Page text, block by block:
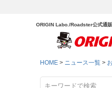
ORIGIN Labo./Roadster公式通販
HOME ニュース一覧